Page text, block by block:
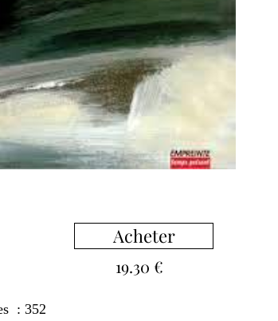
Acheter
19.30 €
: 352